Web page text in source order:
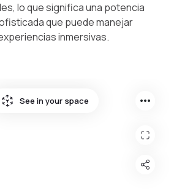
lo que significa una potencia
que puede manejar
inmersivas.